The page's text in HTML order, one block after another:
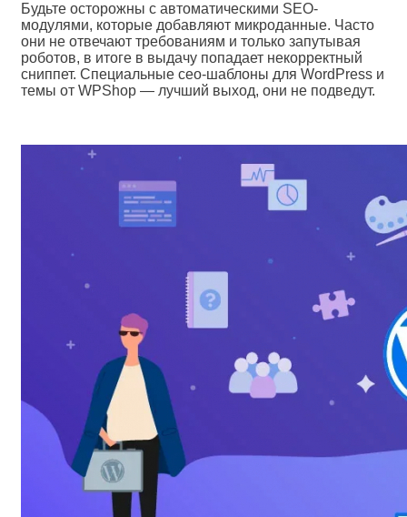
Будьте осторожны с автоматическими SEO-
модулями, которые добавляют микроданные. Часто
они не отвечают требованиям и только запутывая
роботов, в итоге в выдачу попадает некорректный
сниппет. Специальные сео-шаблоны для WordPress и
темы от WPShop — лучший выход, они не подведут.